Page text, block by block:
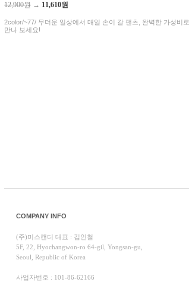
12,900원 → 11,610원
2color/~77/ 무더운 일상에서 매일 손이 갈 팬츠, 완벽한 가성비로
만나 보세요!
COMPANY INFO
(주)미스캔디 대표 : 김인철
5F, 22, Hyochangwon-ro 64-gil, Yongsan-gu,
Seoul, Republic of Korea
사업자번호 : 101-86-62166